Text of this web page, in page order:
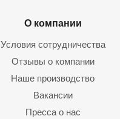
О компании
Условия сотрудничества
Отзывы о компании
Наше производство
Вакансии
Пресса о нас